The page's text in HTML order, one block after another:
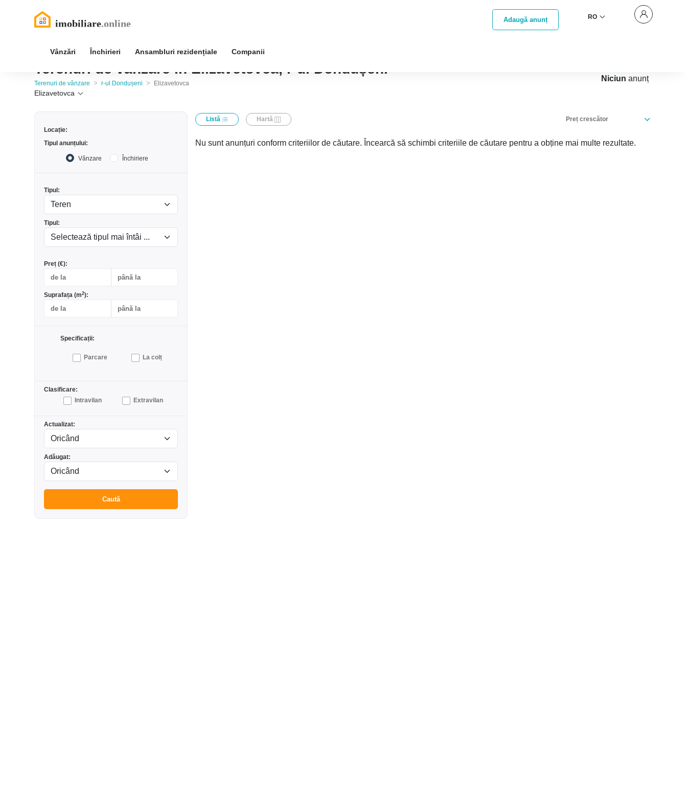
Adaugă anunț RO
Vânzări Închirieri Ansambluri rezidențiale Companii
Terenuri de vânzare în Elizavetovca, r-ul Dondușeni
Terenuri de vânzare > r-ul Dondușeni > Elizavetovca
Elizavetovca
Niciun anunț
Locație:
Tipul anunțului:
Vânzare Închiriere
Tipul:
Tipul:
Preț (€):
Suprafața (m2):
Specificații:
Parcare La colț
Clasificare:
Intravilan
Extravilan
Actualizat:
Adăugat:
Caută
Listă Hartă Preț crescător
Nu sunt anunțuri conform criteriilor de căutare. Încearcă să schimbi criteriile de căutare pentru a obține mai multe rezultate.